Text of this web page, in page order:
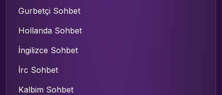
Gurbetçi Sohbet
Hollanda Sohbet
İngilizce Sohbet
İrc Sohbet
Kalbim Sohbet